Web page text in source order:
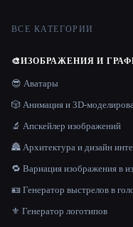
ВСЕ КАТЕГОРИИ
🎨ИЗОБРАЖЕНИЯ И
😎 Аватары
🎲 Анимация и 3D-
🔬 Апскейлер изображений
🏯 Архитектура и дизайн
🔁 Вариация изображения в
🪪 Генератор выстрелов в
⚜️ Генератор логотипов